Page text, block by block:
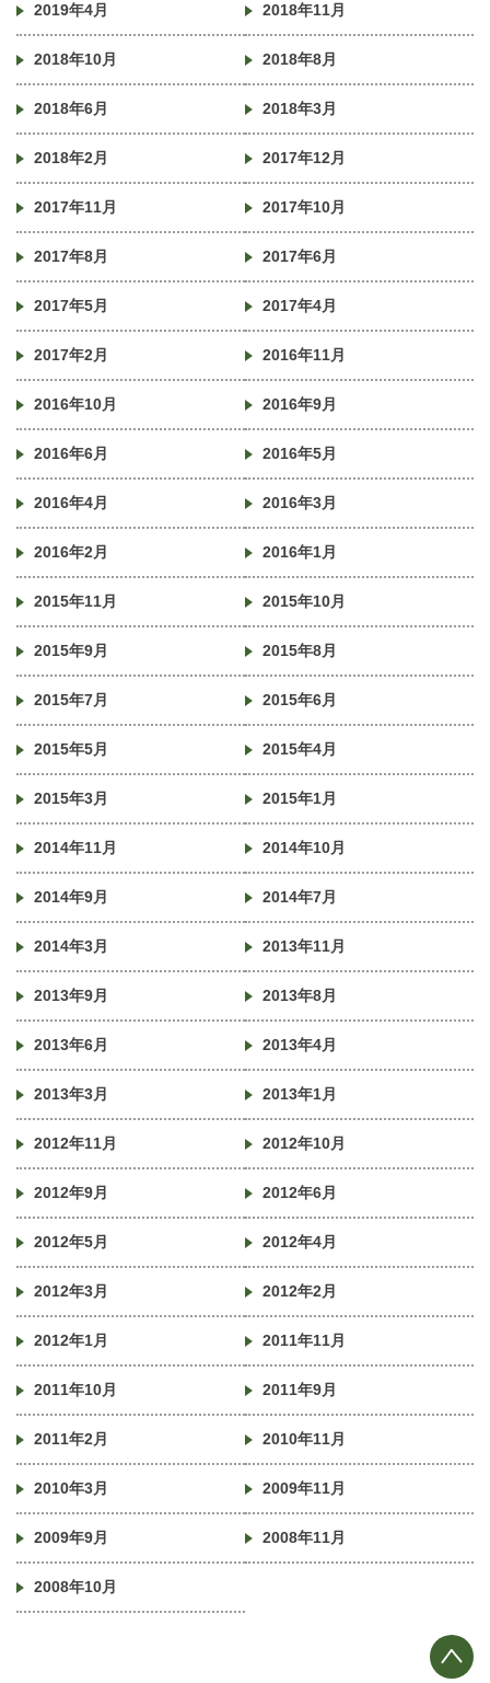
2019年4月 2018年11月
2018年10月 2018年8月
2018年6月 2018年3月
2018年2月 2017年12月
2017年11月 2017年10月
2017年8月 2017年6月
2017年5月 2017年4月
2017年2月 2016年11月
2016年10月 2016年9月
2016年6月 2016年5月
2016年4月 2016年3月
2016年2月 2016年1月
2015年11月 2015年10月
2015年9月 2015年8月
2015年7月 2015年6月
2015年5月 2015年4月
2015年3月 2015年1月
2014年11月 2014年10月
2014年9月 2014年7月
2014年3月 2013年11月
2013年9月 2013年8月
2013年6月 2013年4月
2013年3月 2013年1月
2012年11月 2012年10月
2012年9月 2012年6月
2012年5月 2012年4月
2012年3月 2012年2月
2012年1月 2011年11月
2011年10月 2011年9月
2011年2月 2010年11月
2010年3月 2009年11月
2009年9月 2008年11月
2008年10月